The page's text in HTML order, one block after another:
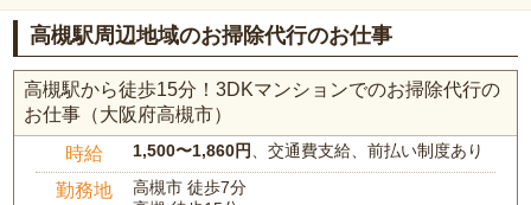
高槻駅周辺地域のお掃除代行のお仕事
高槻駅から徒歩15分！3DKマンションでのお掃除代行の
お仕事（大阪府高槻市）
時給 1,500〜1,860円、交通費支給、前払い制度あり
勤務地
高槻市 徒歩7分